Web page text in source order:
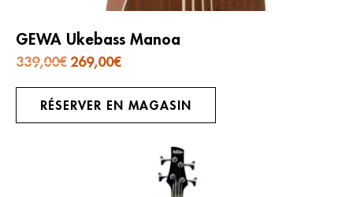
GEWA Ukebass Manoa
339,00€ Le
prix
était :
339,00€.
269,00€Le
prix
est :
269,00€.
RÉSERVER EN MAGASIN